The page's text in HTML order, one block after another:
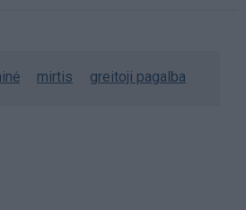
mirtis greitoji pagalba